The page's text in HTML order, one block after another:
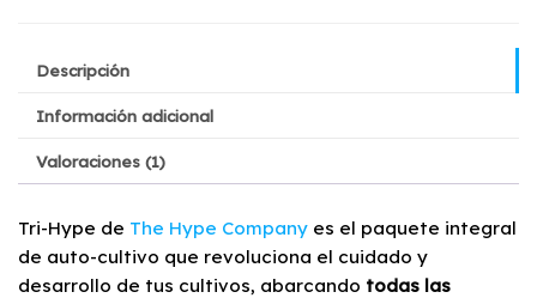
Descripción
Información adicional
Valoraciones (1)
Tri-Hype de The Hype Company es el paquete integral
de auto-cultivo que revoluciona el cuidado y
desarrollo de tus cultivos, abarcando todas las